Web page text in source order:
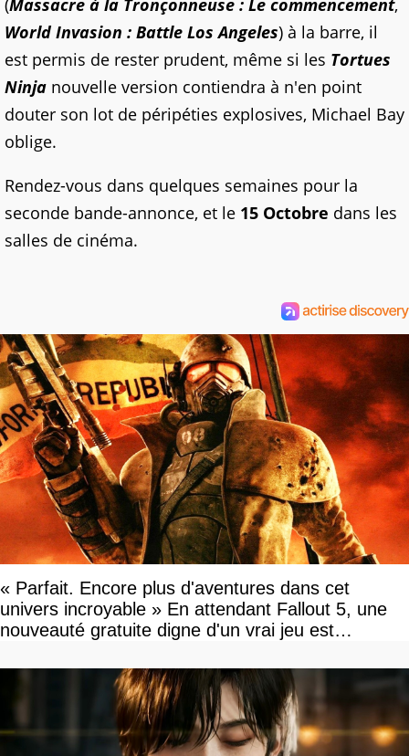
(Massacre à la Tronçonneuse : Le commencement,
World Invasion : Battle Los Angeles) à la barre, il
est permis de rester prudent, même si les Tortues
Ninja nouvelle version contiendra à n'en point
douter son lot de péripéties explosives, Michael Bay
oblige.
Rendez-vous dans quelques semaines pour la
seconde bande-annonce, et le 15 Octobre dans les
salles de cinéma.
« Parfait. Encore plus d'aventures dans cet
univers incroyable » En attendant Fallout 5, une
nouveauté gratuite digne d'un vrai jeu est